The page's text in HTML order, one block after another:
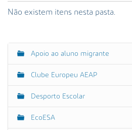
i
A
Não existem itens nesta pasta.
N
e
a
Apoio ao aluno migrante
Clube Europeu AEAP
Desporto Escolar
EcoESA